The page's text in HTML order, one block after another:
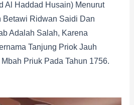
Al Haddad Husain) Menurut
Betawi Ridwan Saidi Dan
Adalah Salah, Karena
Tanjung Priok Jauh
Priuk Pada Tahun 1756.